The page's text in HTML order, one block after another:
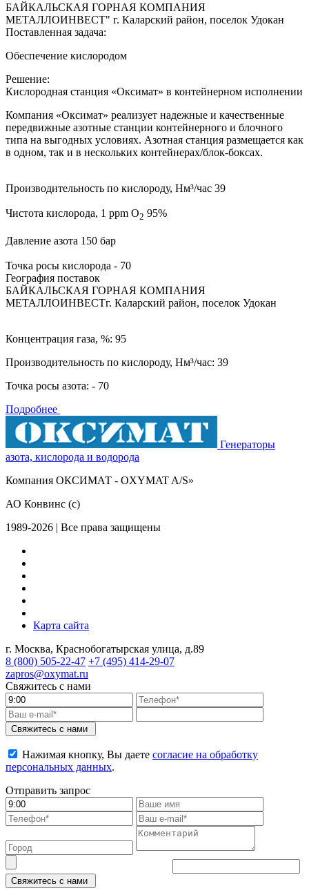
БАЙКАЛЬСКАЯ ГОРНАЯ КОМПАНИЯ
МЕТАЛЛОИНВЕСТ" г. Каларский район, поселок Удокан
Поставленная задача:
Обеспечение кислородом
Решение:
Кислородная станция «Оксимат» в контейнерном исполнении
Компания «Оксимат» реализует надежные и качественные
передвижные азотные станции контейнерного и блочного
типа на выгодных условиях. Азотная станция размещается как
в одном, так и в нескольких контейнерах/блок-боксах.
Производительность по кислороду, Нм³/час 39
Чистота кислорода, 1 ppm O2 95%
Давление азота 150 бар
Точка росы кислорода - 70
География поставок
БАЙКАЛЬСКАЯ ГОРНАЯ КОМПАНИЯ
МЕТАЛЛОИНВЕСТг. Каларский район, поселок Удокан
Концентрация газа, %: 95
Производительность по кислороду, Нм³/час: 39
Точка росы азота: - 70
Подробнее
Генераторы
азота, кислорода и водорода
Компания ОКСИМАТ - OXYMAT A/S»
АО Конвинс (с)
1989-2026 | Все права защищены
Карта сайта
г. Москва, Краснобогатырская улица, д.89
8 (800) 505-22-47 +7 (495) 414-29-07
zapros@oxymat.ru
Свяжитесь с нами
Свяжитесь с нами
Нажимая кнопку, Вы даете согласие на обработку
персональных данных.
Отправить запрос
Свяжитесь с нами